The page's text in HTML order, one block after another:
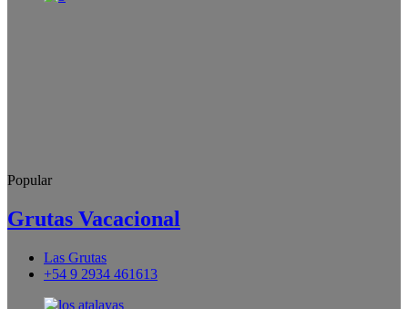
Popular
Grutas Vacacional
Las Grutas
+54 9 2934 461613